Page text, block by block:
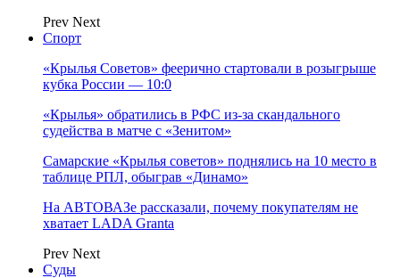
Prev Next
Спорт
«Крылья Советов» феерично стартовали в розыгрыше
кубка России — 10:0
«Крылья» обратились в РФС из-за скандального
судейства в матче с «Зенитом»
Самарские «Крылья советов» поднялись на 10 место в
таблице РПЛ, обыграв «Динамо»
На АВТОВАЗе рассказали, почему покупателям не
хватает LADA Granta
Prev Next
Суды